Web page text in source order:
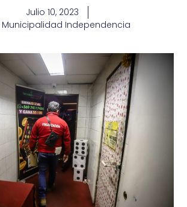
Julio 10, 2023
Municipalidad Independencia